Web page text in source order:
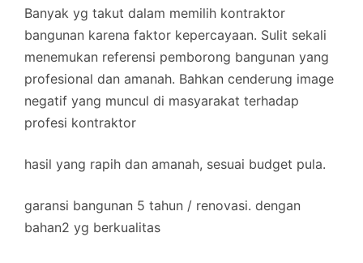
Banyak yg takut dalam memilih kontraktor
bangunan karena faktor kepercayaan. Sulit sekali
menemukan referensi pemborong bangunan yang
profesional dan amanah. Bahkan cenderung image
negatif yang muncul di masyarakat terhadap
profesi kontraktor
hasil yang rapih dan amanah, sesuai budget pula.
garansi bangunan 5 tahun / renovasi. dengan
bahan2 yg berkualitas